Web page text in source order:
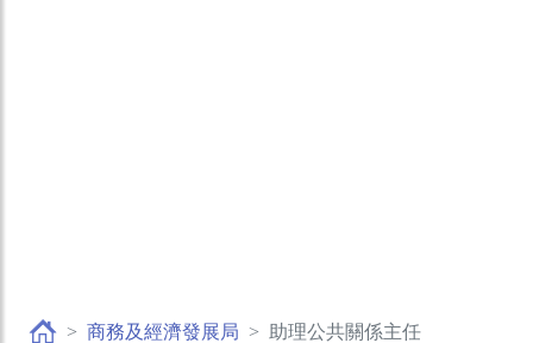
商務及經濟發展局 助理公共關係主任